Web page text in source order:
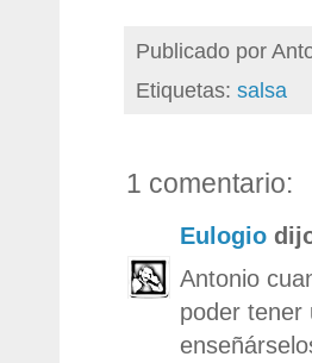
Publicado por
Etiquetas: salsa
1 comentario:
Eulogio
Antonio
poder